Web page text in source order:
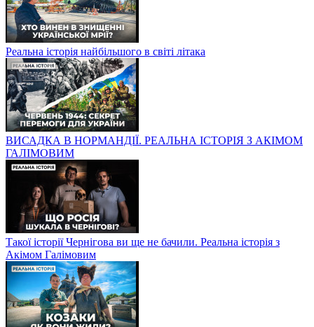
Реальна історія найбільшого в світі літака
ВИСАДКА В НОРМАНДІЇ. РЕАЛЬНА ІСТОРІЯ З АКІМОМ
ГАЛІМОВИМ
Такої історії Чернігова ви ще не бачили. Реальна історія з
Акімом Галімовим